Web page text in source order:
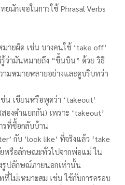
มักเจอในการใช้ Phrasal Verbs
ายผิด เช่น บางคนใช้ ‘take off’
รู้ว่ามันหมายถึง “ขึ้นบิน” ด้วย วิธี
ามหมายหลายอย่างและดูบริบทว่า
น เขียนหรือพูดว่า ‘takeout’
องคำแยกกัน) เพราะ ‘takeout’
รที่ซื้อกลับบ้าน
กับ ‘look like’ ที่จริงแล้ว ‘take
หรือลักษณะทั่วไปจากพ่อแม่ ใน
รูปลักษณ์ภายนอกเท่านั้น
ที่ไม่เหมาะสม เช่น ใช้กับการครอบ